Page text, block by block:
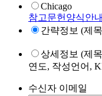
Chicago
참고문헌양식안내
간략정보 (제
상세정보 (제
연도, 작성언어,
수신자 이메일